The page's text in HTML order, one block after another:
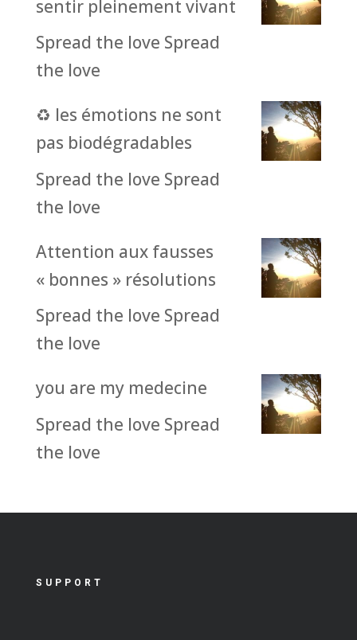
sentir pleinement vivant
Spread the love Spread
the love
♻️ les émotions ne sont
pas biodégradables
Spread the love Spread
the love
Attention aux fausses
« bonnes » résolutions
Spread the love Spread
the love
you are my medecine
Spread the love Spread
the love
SUPPORT